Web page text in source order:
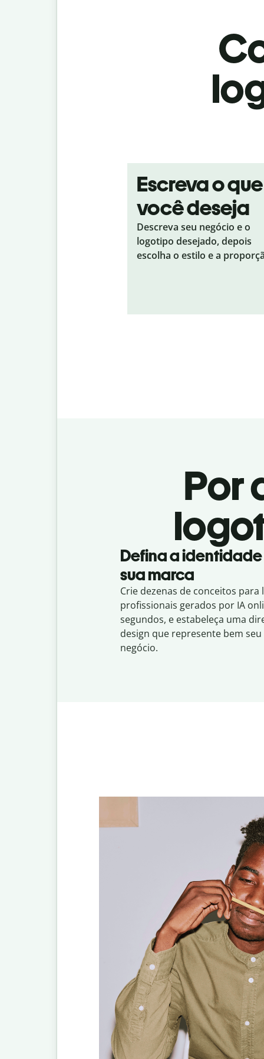
Escreva o que
você deseja
Descreva seu negócio e o
logotipo desejado, depois
escolha o estilo e a
Por
Defina a
sua marca
Crie dezenas de conceitos para
profissionais gerados por IA
segundos, e estabeleça uma
design que represente bem
negócio.